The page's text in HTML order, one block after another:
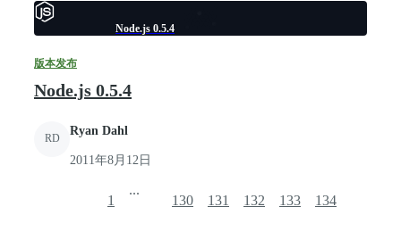
Node.js 0.5.4
版本发布
Node.js 0.5.4
RD
Ryan Dahl
2011年8月12日
1
...
130 131 132 133 134